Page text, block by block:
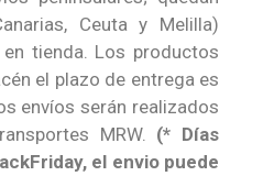
Ceuta y Melilla)
tienda. Los productos
el plazo de entrega es
envíos serán realizados
MRW. (* Días
el envio puede